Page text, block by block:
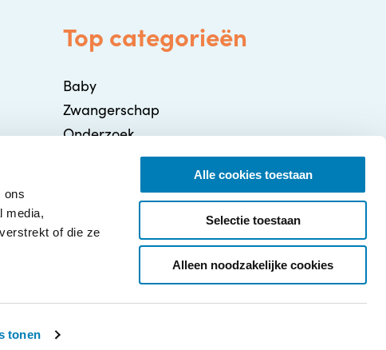
ons
media,
of die ze
tonen
Alle cookies toestaan
Selectie toestaan
Alleen noodzakelijke cookies
Top categorieën
Baby
Zwangerschap
Onderzoek
Gezondheid / Ziekte
Ouderschap